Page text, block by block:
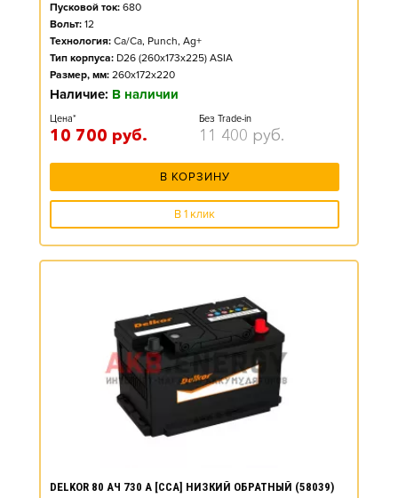
Пусковой ток: 680
Вольт: 12
Технология: Ca/Ca, Punch, Ag+
Тип корпуса: D26 (260x173x225) ASIA
Размер, мм: 260x172x220
Наличие: В наличии
Цена*
10 700 руб.
Без Trade-in
11 400 руб.
В КОРЗИНУ
В 1 клик
DELKOR 80 АЧ 730 А [CCA] НИЗКИЙ ОБРАТНЫЙ (58039)